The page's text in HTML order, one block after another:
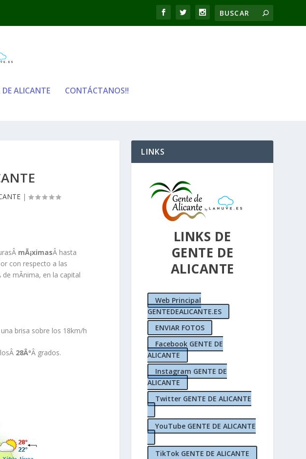
ALICANTE CONTÁCTANOS!!
|
mÃ¡ximasÂ hasta
con respecto a las
de mÃ­nima, en la capital
brisa sobre los 18km/h
28ÂºÂ grados.
LINKS
LINKS DE
GENTE DE
ALICANTE
Web Principal
GENTEDEALICANTE.ES
ENVIAR FOTOS
Facebook GENTE DE
ALICANTE
Instagram GENTE DE
ALICANTE
Twitter GENTE DE ALICANTE
YouTube GENTE DE ALICANTE
TikTok GENTE DE ALICANTE